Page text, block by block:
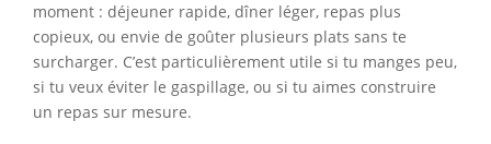
moment : déjeuner rapide, dîner léger, repas plus
copieux, ou envie de goûter plusieurs plats sans te
surcharger. C’est particulièrement utile si tu manges peu,
si tu veux éviter le gaspillage, ou si tu aimes construire
un repas sur mesure.